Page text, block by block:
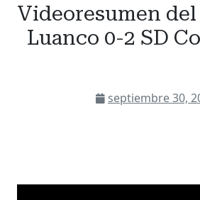
Videoresumen
Luanco 0-2 SD
septiembre 30,